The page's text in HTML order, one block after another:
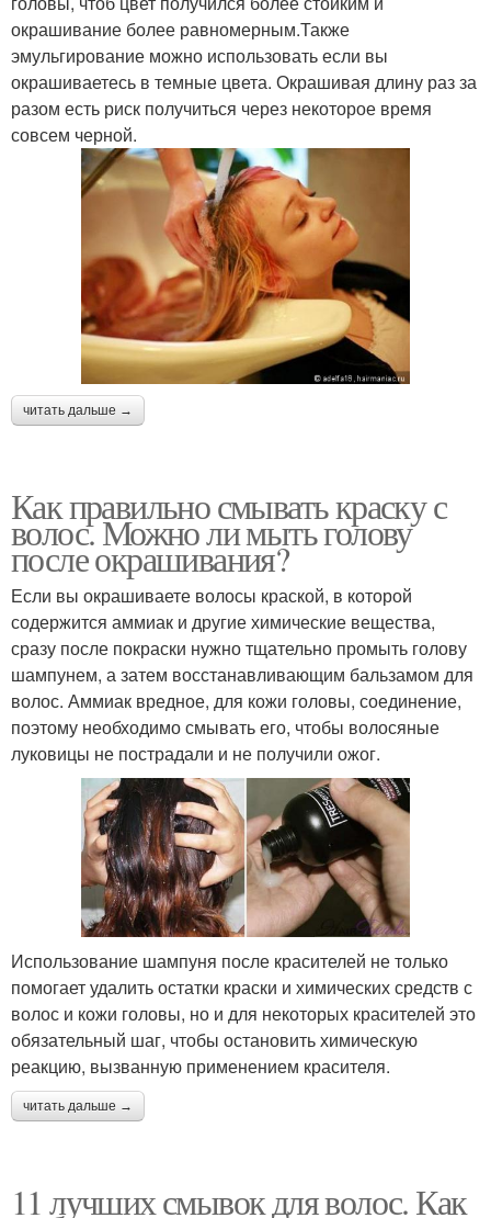
окрашивание более равномерным.Также
эмульгирование можно использовать если вы
окрашиваетесь в темные цвета. Окрашивая длину раз за
разом есть риск получиться через некоторое время
совсем черной.
читать дальше →
Как правильно смывать краску с
волос. Можно ли мыть голову
после окрашивания?
Если вы окрашиваете волосы краской, в которой
содержится аммиак и другие химические вещества,
сразу после покраски нужно тщательно промыть голову
шампунем, а затем восстанавливающим бальзамом для
волос. Аммиак вредное, для кожи головы, соединение,
поэтому необходимо смывать его, чтобы волосяные
луковицы не пострадали и не получили ожог.
Использование шампуня после красителей не только
помогает удалить остатки краски и химических средств с
волос и кожи головы, но и для некоторых красителей это
обязательный шаг, чтобы остановить химическую
реакцию, вызванную применением красителя.
читать дальше →
11 лучших смывок для волос. Как